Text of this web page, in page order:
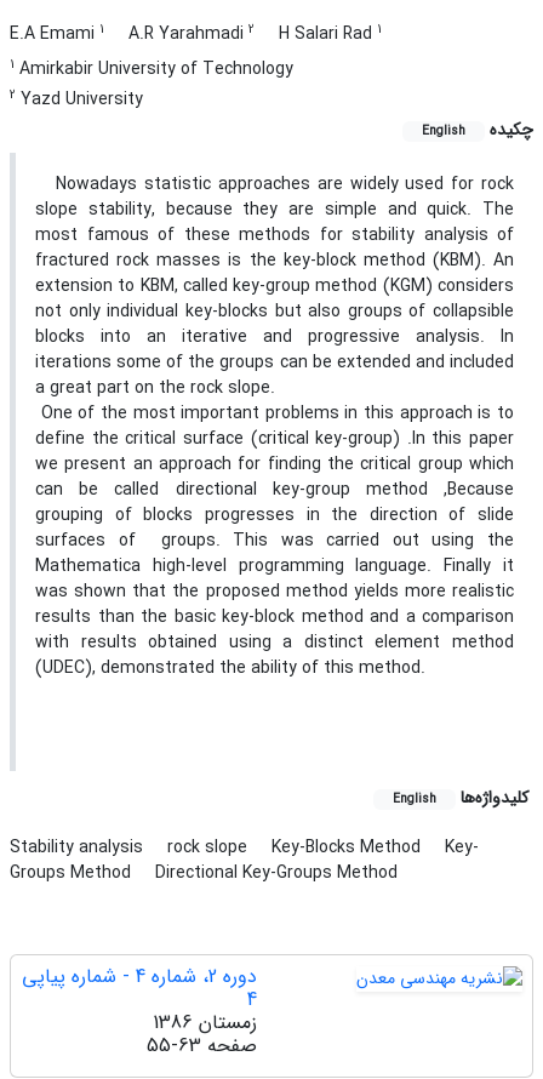
E.A Emami 1 A.R Yarahmadi 2 H Salari Rad 1
1 Amirkabir University of Technology
2 Yazd University
چکیده
English
Nowadays statistic approaches are widely used for rock
slope stability, because they are simple and quick. The
most famous of these methods for stability analysis of
fractured rock masses is the key-block method (KBM). An
extension to KBM, called key-group method (KGM) considers
not only individual key-blocks but also groups of collapsible
blocks into an iterative and progressive analysis. In
iterations some of the groups can be extended and included
a great part on the rock slope.
One of the most important problems in this approach is to
define the critical surface (critical key-group) .In this paper
we present an approach for finding the critical group which
can be called directional key-group method ,Because
grouping of blocks progresses in the direction of slide
surfaces of groups. This was carried out using the
Mathematica high-level programming language. Finally it
was shown that the proposed method yields more realistic
results than the basic key-block method and a comparison
with results obtained using a distinct element method
(UDEC), demonstrated the ability of this method.
کلیدواژه‌ها English
Stability analysis rock slope Key-Blocks Method
Key-
Groups Method
Directional Key-Groups Method
دوره 2، شماره 4 - شماره پیاپی
4
زمستان 1386
صفحه 55-63